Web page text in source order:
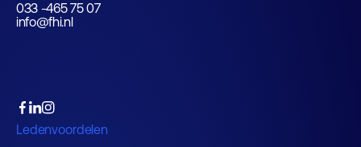
033 -465 75 07
info@fhi.nl
Ledenvoordelen